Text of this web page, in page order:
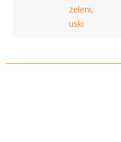
zeleni,
uski